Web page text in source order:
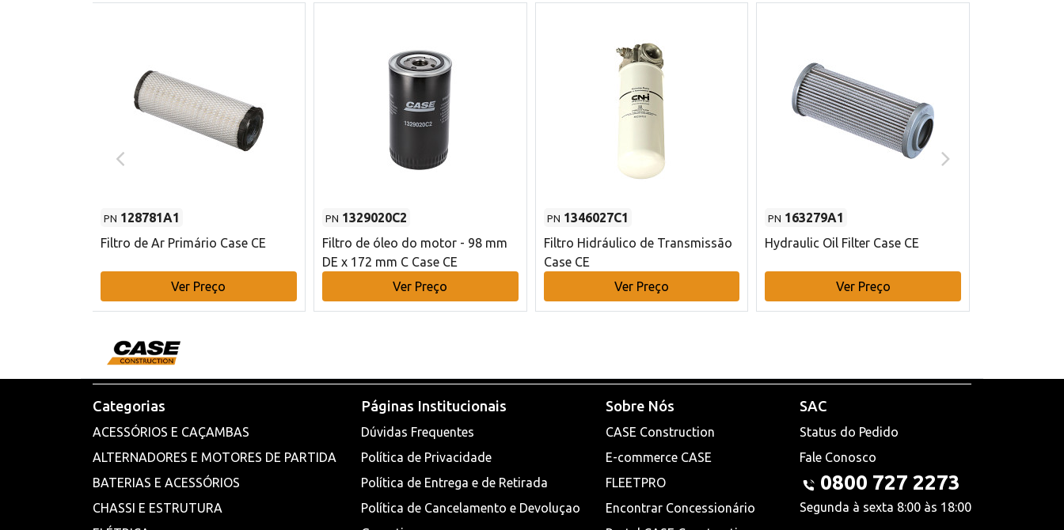
PN 128781A1
Filtro de Ar Primário Case CE
Ver Preço
PN 1329020C2
Filtro de óleo do motor - 98 mm
DE x 172 mm C Case CE
Ver Preço
PN 1346027C1
Filtro Hidráulico de Transmissão
Case CE
Ver Preço
PN 163279A1
Hydraulic Oil Filter Case CE
Ver Preço
Categorias
ACESSÓRIOS E CAÇAMBAS
ALTERNADORES E MOTORES DE PARTIDA
BATERIAS E ACESSÓRIOS
CHASSI E ESTRUTURA
Páginas Institucionais
Dúvidas Frequentes
Política de Privacidade
Política de Entrega e de Retirada
Política de Cancelamento e Devoluçao
Sobre Nós
CASE Construction
E-commerce CASE
FLEETPRO
Encontrar Concessionário
SAC
Status do Pedido
Fale Conosco
0800 727 2273
Segunda à sexta 8:00 às 18:00